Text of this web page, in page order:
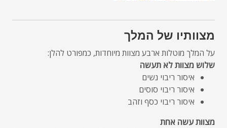
מצוותיו של המלך
על המלך מוטלות ארבע מצוות מיוחדות, כמפורט להלן:
שלוש מצוות לא תעשה
איסור ריבוי נשים
איסור ריבוי סוסים
איסור ריבוי כסף וזהב
מצוות עשה אחת